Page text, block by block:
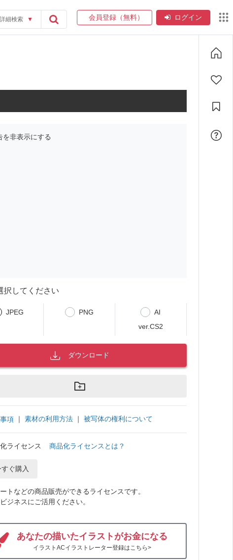
詳細検索 ▼ 会員登録（無料） ログイン
を非表示にする
択してください
JPEG PNG
AI
ver.CS2
ダウンロード
項 ｜ 素材の利用方法 ｜ 被写体の権利について
ライセンス 商品化ライセンスとは？
ぐ購入
トなどの商品販売ができるライセンスです。
ジネスにご活用ください。
あなたの描いたイラストがお金になる
イラストACイラストレーター登録はこちら>